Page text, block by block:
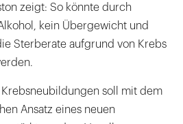
zeigt: So könnte durch
kein Übergewicht und
Sterberate aufgrund von Krebs
Krebsneubildungen soll mit dem
Ansatz eines neuen